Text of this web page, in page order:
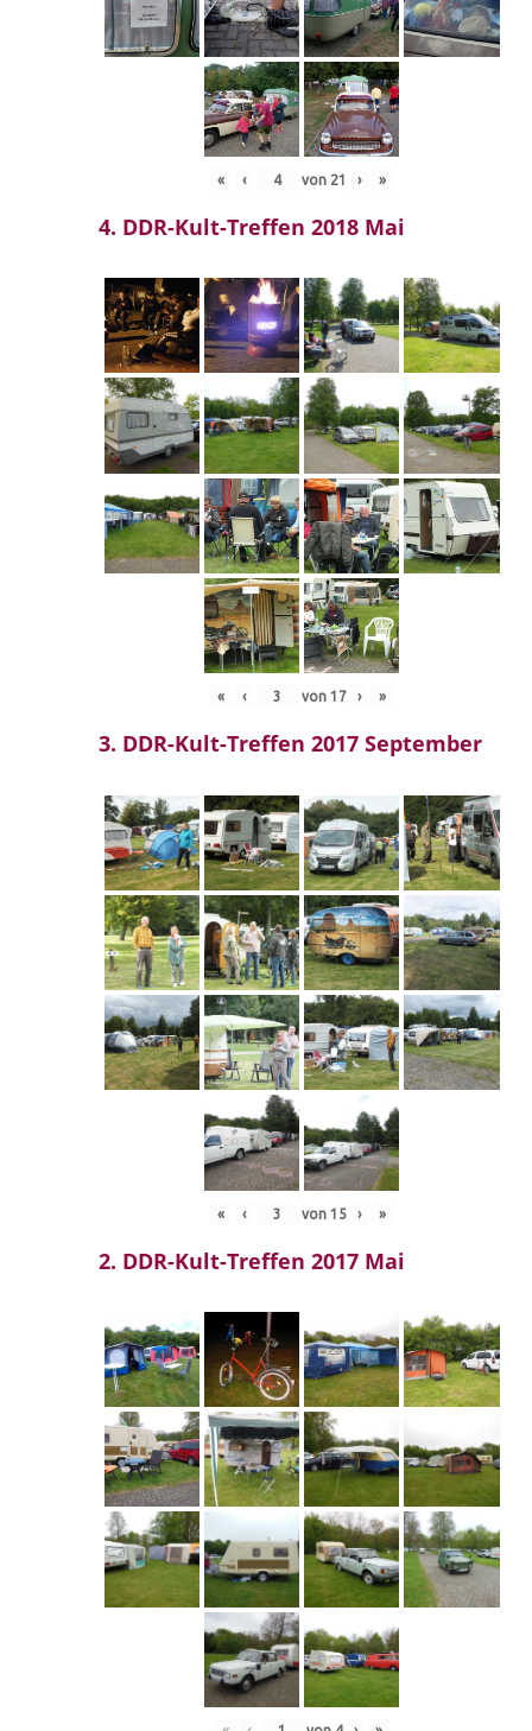
« ‹ von 21 › »
4. DDR-Kult-Treffen 2018 Mai
« ‹ von 17 › »
3. DDR-Kult-Treffen 2017 September
« ‹ von 15 › »
2. DDR-Kult-Treffen 2017 Mai